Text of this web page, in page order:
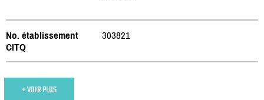
No. établissement
CITQ
303821
+ VOIR PLUS